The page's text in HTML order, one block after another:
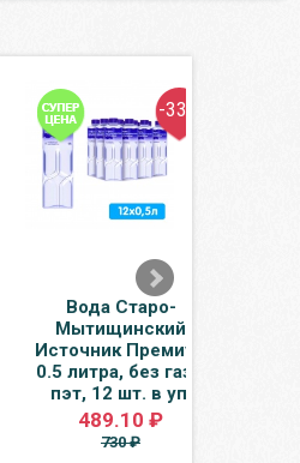
-33%
Вода Старо-
Мытищинский
Источник Премиум
0.5 литра, без газа,
пэт, 12 шт. в уп.
489.10 ₽
730 ₽